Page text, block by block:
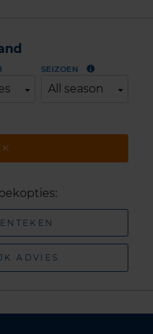
SEIZOEN
All season
ADVIES